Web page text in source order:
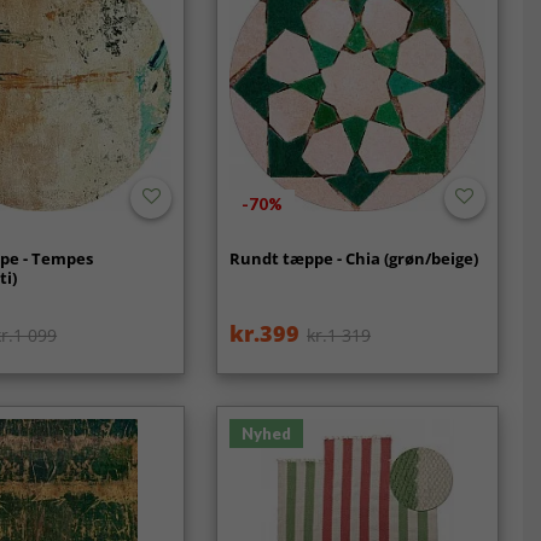
- Tempes
099
-70%
Rundt tæppe - Chia (grøn/beige)
kr.399 kr.1 319
Nyhed